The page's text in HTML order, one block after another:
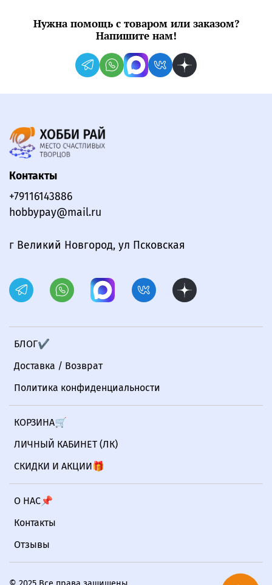
Нужна помощь с товаром или заказом?
Напишите нам!
БЛОГ✔
Доставка / Возврат
Политика конфиденциальности
КОРЗИНА🛒
ЛИЧНЫЙ КАБИНЕТ (ЛК)
СКИДКИ И АКЦИИ🎁
О НАС📌
Контакты
Отзывы
Контакты
+79116143886
hobbypay@mail.ru
г Великий Новгород, ул Псковская